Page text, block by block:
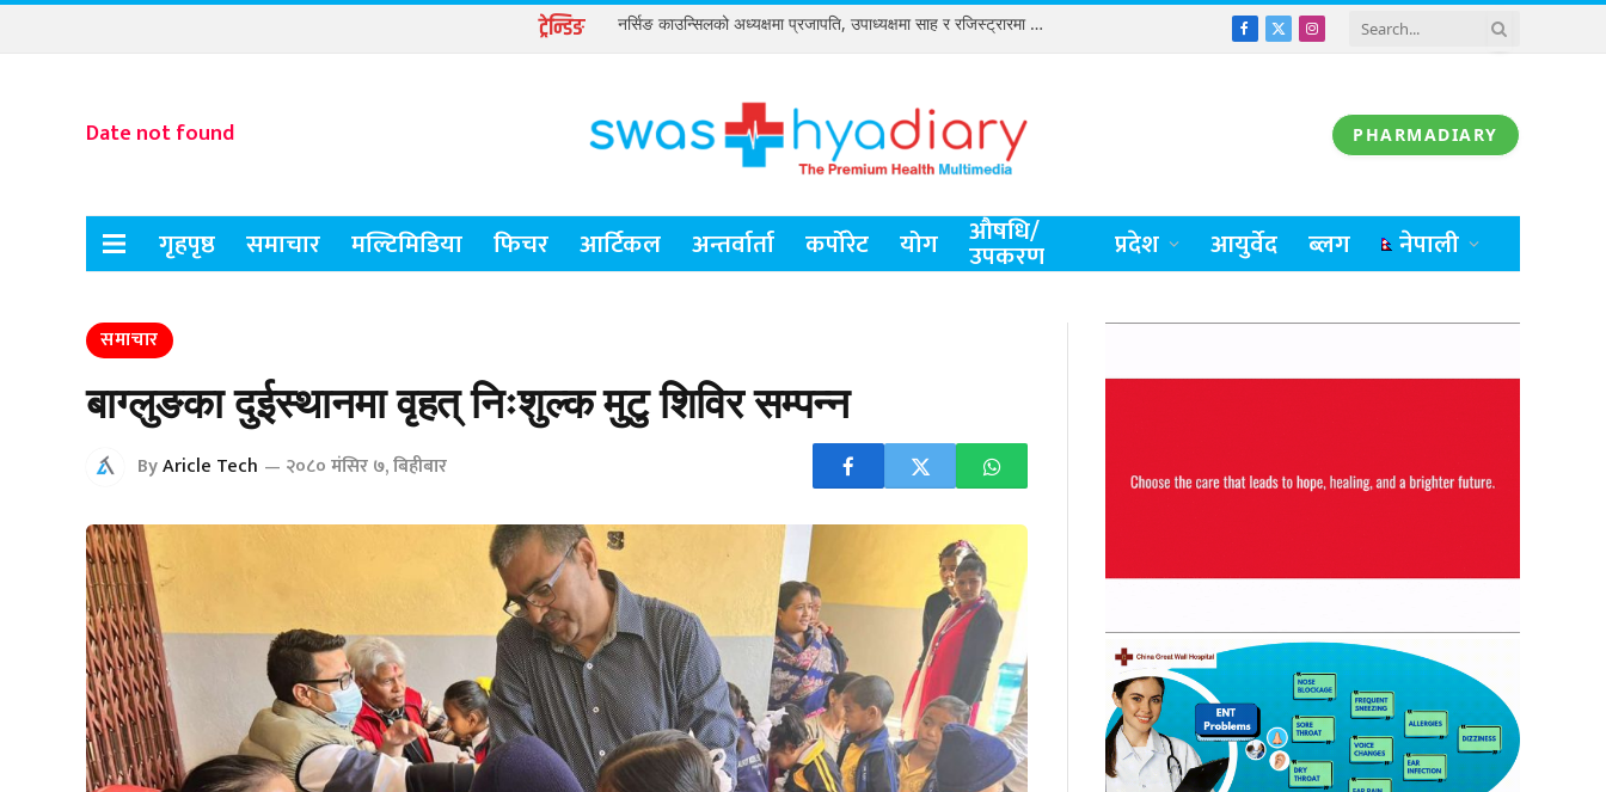
ट्रेन्डिङ नर्सिङ काउन्सिलको अध्यक्षमा प्रजापति, उपाध्यक्षमा साह र रजिस्ट्रारमा विष्ट
Facebook
X
Instagram
Date not found PHARMADIARY
गृहपृष्ठ समाचार मल्टिमिडिया फिचर आर्टिकल अन्तर्वार्ता कर्पोरेट योग औषधि/
उपकरण प्रदेश आयुर्वेद ब्लग नेपाली
समाचार
बाग्लुङका दुईस्थानमा वृहत् निःशुल्क मुटु शिविर सम्पन्न
ByAricle Tech २०८० मंसिर ७, बिहीबार